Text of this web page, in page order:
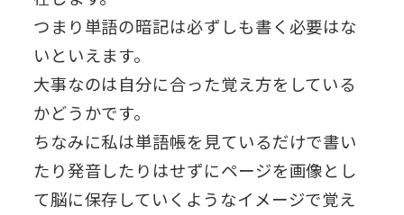
つまり単語の暗記は必ずしも書く必要はな
いといえます。
大事なのは自分に合った覚え方をしている
かどうかです。
ちなみに私は単語帳を見ているだけで書い
たり発音したりはせずにページを画像とし
て脳に保存していくようなイメージで覚え